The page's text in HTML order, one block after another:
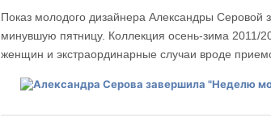
Показ молодого дизайнера Александры
минувшую пятницу. Коллекция осень-зима 2011/
женщин и экстраординарные случаи вроде